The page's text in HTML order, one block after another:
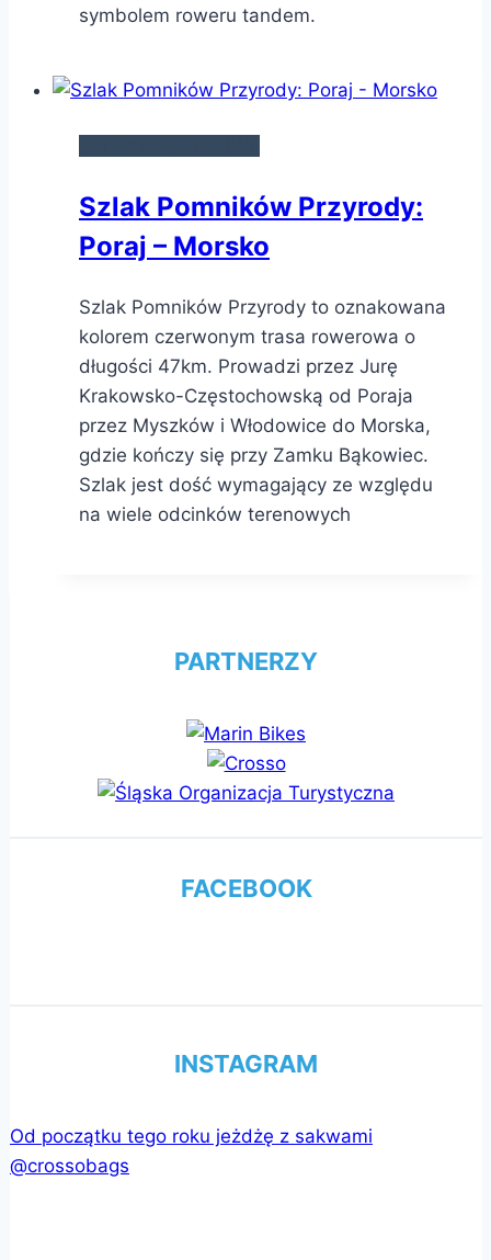
symbolem roweru tandem.
Szlak Pomników Przyrody:
Poraj – Morsko
Szlak Pomników Przyrody to oznakowana
kolorem czerwonym trasa rowerowa o
długości 47km. Prowadzi przez Jurę
Krakowsko-Częstochowską od Poraja
przez Myszków i Włodowice do Morska,
gdzie kończy się przy Zamku Bąkowiec.
Szlak jest dość wymagający ze względu
na wiele odcinków terenowych
PARTNERZY
FACEBOOK
INSTAGRAM
Od początku tego roku jeżdżę z sakwami
@crossobags